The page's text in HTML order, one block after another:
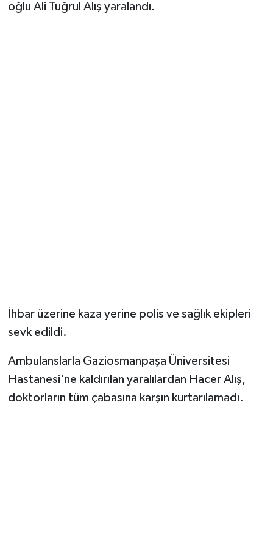
oğlu Ali Tuğrul Alış yaralandı.
İhbar üzerine kaza yerine polis ve sağlık ekipleri
sevk edildi.
Ambulanslarla Gaziosmanpaşa Üniversitesi
Hastanesi'ne kaldırılan yaralılardan Hacer Alış,
doktorların tüm çabasına karşın kurtarılamadı.